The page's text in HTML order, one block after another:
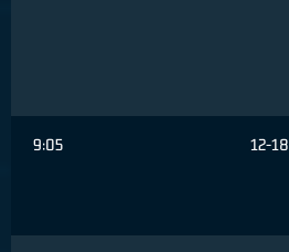
9:05 12-18